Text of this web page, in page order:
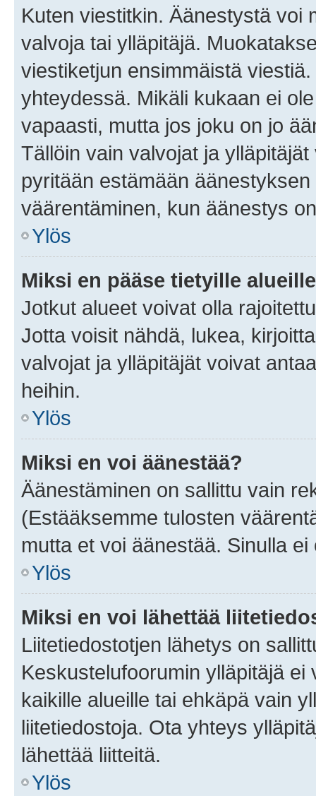
Kuten viestitkin. Äänestystä voi
valvoja tai ylläpitäjä.
viestiketjun ensimmäistä
yhteydessä. Mikäli kukaan ei
vapaasti, mutta jos joku on jo
Tällöin vain valvojat ja
pyritään estämään
väärentäminen, kun äänestys
Ylös
Miksi en pääse tietyille
Jotkut alueet voivat olla
Jotta voisit nähdä, lukea,
valvojat ja ylläpitäjät voivat
heihin.
Ylös
Miksi en voi äänestää?
Äänestäminen on sallittu vain
(Estääksemme tulosten
mutta et voi äänestää. Sinulla
Ylös
Miksi en voi lähettää
Liitetiedostotjen lähetys on
Keskustelufoorumin ylläpitäjä
kaikille alueille tai ehkäpä vain
liitetiedostoja. Ota yhteys
lähettää liitteitä.
Ylös